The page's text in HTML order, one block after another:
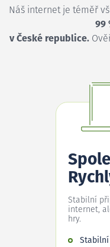
Náš internet je téměř
99
v České republice.
Stabilní
internet,
hry.